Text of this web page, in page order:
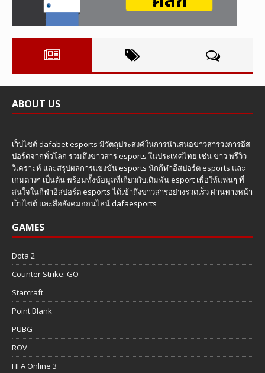
ABOUT US
เว็บไซต์ dafabet esports มีวัตถุประสงค์ในการนำเสนอข่าวสารวงการอีส
ปอร์ตจากทั่วโลก รวมถึงข่าวสาร esports ในประเทศไทย เช่น ข่าว พรีวิว
วิเคราะห์ และสรุปผลการแข่งขัน esports นักกีฬาอีสปอร์ต esports และ
เกมต่างๆ เป็นต้น พร้อมทั้งข้อมูลที่เกี่ยวกับเดิมพัน esport เพื่อให้แฟนๆ ที่
สนใจในกีฬาอีสปอร์ต esports ได้เข้าถึงข่าวสารอย่างรวดเร็ว ผ่านทางหน้า
เว็บไซต์ และสื่อสังคมออนไลน์ dafaesports
GAMES
Dota 2
Counter Strike: GO
Starcraft
Point Blank
PUBG
ROV
FIFA Online 3